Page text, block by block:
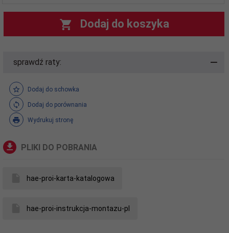
Dodaj do koszyka
sprawdź raty:
Dodaj do schowka
Dodaj do porównania
Wydrukuj stronę
PLIKI DO POBRANIA
hae-proi-karta-katalogowa
hae-proi-instrukcja-montazu-pl